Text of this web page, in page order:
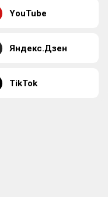
YouTube
Яндекс.Дзен
TikTok